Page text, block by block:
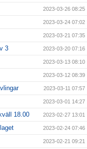
2023-03-26 08:25
2023-03-24 07:02
2023-03-21 07:35
3 2023-03-20 07:16
2023-03-13 08:10
2023-03-12 08:39
2023-03-11 07:57
2023-03-01 14:27
18.00 2023-02-27 13:01
2023-02-24 07:46
2023-02-21 09:21